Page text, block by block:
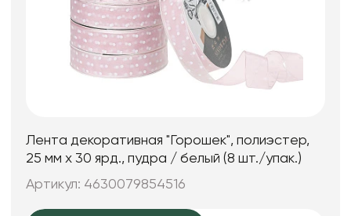
Лента декоративная "Горошек", полиэстер,
25 мм х 30 ярд., пудра / белый (8 шт./упак.)
Артикул: 4630079854516